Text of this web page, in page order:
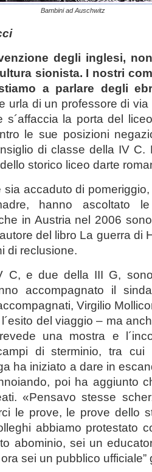
Bambini ad Auschwitz
degli inglesi,
sionista. I nostri
a parlare degli
urla di un professore di
s´affaccia la porta del
le sue posizioni
di classe della IV C.
storico liceo darte
sia accaduto di
hanno ascoltato le
in Austria nel 2006
del libro La guerra di
di reclusione.
C, e due della III G,
accompagnato il
Virgilio
del viaggio – ma
una mostra e
di sterminio, tra cui
ha iniziato a dare in
poi ha aggiunto
«Pensavo stesse
le prove, le prove dello
abbiamo protestato
abominio, sei un
sei un pubblico ufficiale”